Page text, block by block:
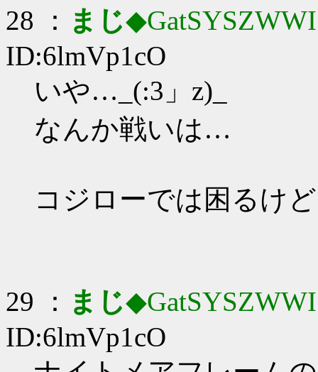
28 ： まじ◆GatSYSZWWI
ID:6lmVp1cO
いや…_(:3」z)_
なんか戦いは…
コジローでは困るけ
29 ： まじ◆GatSYSZWWI
ID:6lmVp1cO